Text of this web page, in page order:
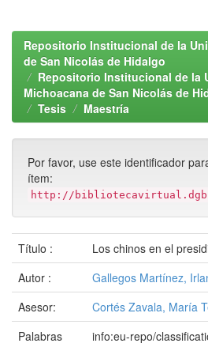
Repositorio Institucional de la
de San Nicolás de Hidalgo
Repositorio Institucional de la
Michoacana de San Nicolás de
Tesis
Maestría
Por favor, use este identificador
ítem:
http://
Título :
Los chinos en el
Autor :
Gallegos Martínez,
Asesor:
Cortés Zavala, María
Palabras
info:eu-repo/